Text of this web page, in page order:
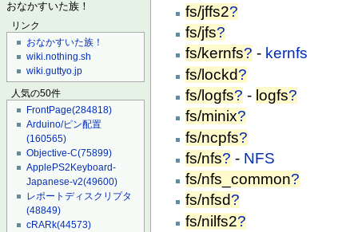
おなかすいた族！
リンク
おなかすいた族！
wiki.nothing.sh
wiki.guttyo.jp
人気の50件
FrontPage(284818)
Arduino/ピン配置
(160565)
Objective-C(75899)
ApplePS2Keyboard-
Japanese-v2(49600)
レポートディスクリプタ
(48849)
cRARk(44573)
fs/jffs2?
fs/jfs?
fs/kernfs? - kernfs
fs/lockd?
fs/logfs? - logfs?
fs/minix?
fs/ncpfs?
fs/nfs? - NFS
fs/nfs_common?
fs/nfsd?
fs/nilfs2?